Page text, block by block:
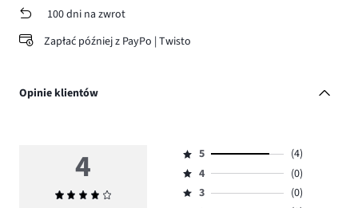
100 dni na zwrot
Zapłać później z PayPo | Twisto
Opinie klientów
4
Średnia
Ocena
5,
ilość
5
(4)
Ocena
4,
4
(0)
Ocena
3
(0)